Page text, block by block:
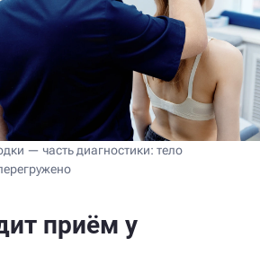
— часть диагностики: тело
приём у